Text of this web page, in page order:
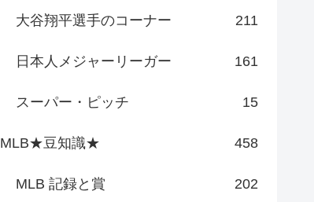
大谷翔平選手のコーナー 211
日本人メジャーリーガー 161
スーパー・ピッチ 15
MLB★豆知識★ 458
MLB 記録と賞 202